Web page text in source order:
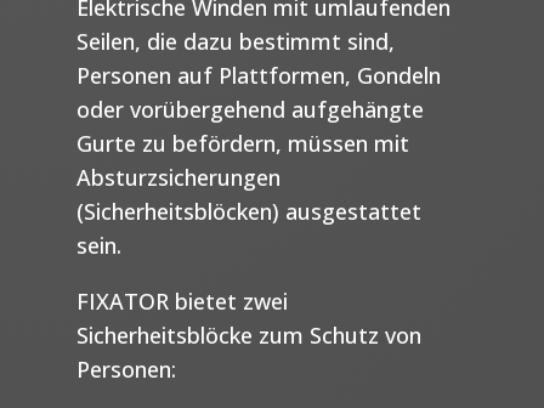
Elektrische Winden mit umlaufenden
Seilen, die dazu bestimmt sind,
Personen auf Plattformen, Gondeln
oder vorübergehend aufgehängte
Gurte zu befördern, müssen mit
Absturzsicherungen
(Sicherheitsblöcken) ausgestattet
sein.
FIXATOR bietet zwei
Sicherheitsblöcke zum Schutz von
Personen: